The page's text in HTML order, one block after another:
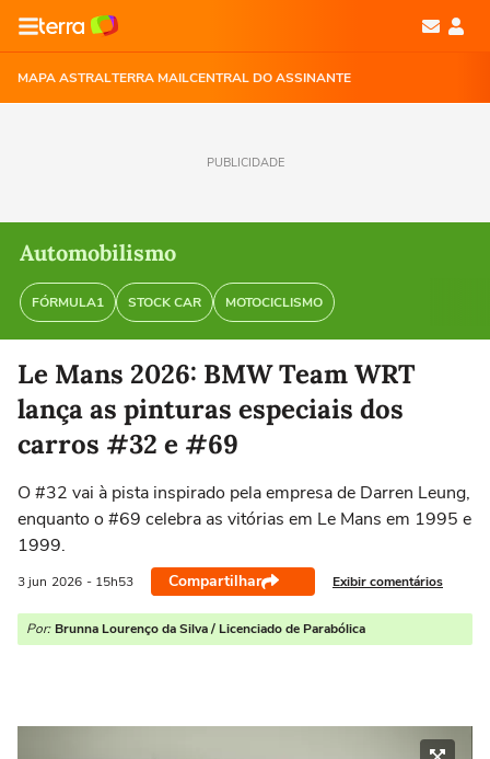
MAPA ASTRALTERRA MAILCENTRAL DO ASSINANTE
PUBLICIDADE
Automobilismo
FÓRMULA1 STOCK CAR MOTOCICLISMO
Le Mans 2026: BMW Team WRT
lança as pinturas especiais dos
carros #32 e #69
O #32 vai à pista inspirado pela empresa de Darren Leung,
enquanto o #69 celebra as vitórias em Le Mans em 1995 e
1999.
3 jun 2026 - 15h53 Compartilhar Exibir comentários
Por: Brunna Lourenço da Silva / Licenciado de Parabólica